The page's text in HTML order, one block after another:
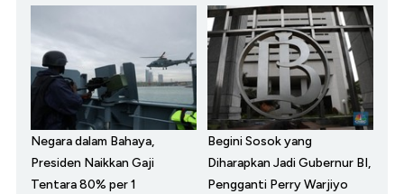
Negara dalam Bahaya,
Presiden Naikkan Gaji
Tentara 80% per 1
Begini Sosok yang
Diharapkan Jadi Gubernur BI,
Pengganti Perry Warjiyo